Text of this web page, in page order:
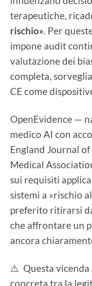
terapeutiche,
rischio». Per
impone audit
valutazione dei
completa,
CE come
OpenEvidence —
medico AI con
England Journal
Medical
sui requisiti
sistemi a «rischio
preferito ritirarsi
che affrontare un
ancora
⚠️ Questa vicenda
concreta tra la